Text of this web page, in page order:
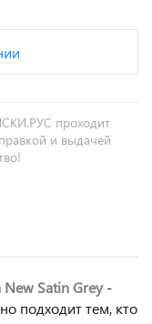
проходит
и выдачей
New Satin Grey-
подходит тем, кто